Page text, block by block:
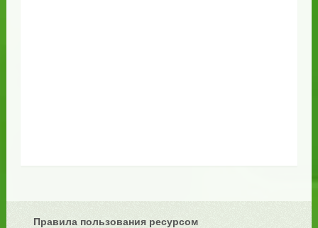
Правила пользования ресурсом